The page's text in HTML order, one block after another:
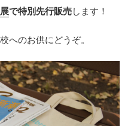
で特別先行販売します！
へのお供にどうぞ。